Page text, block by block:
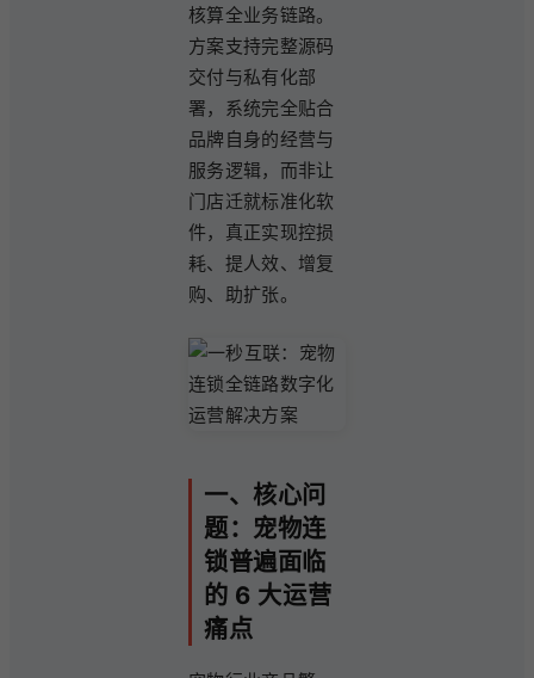
核算全业务链路。
方案支持完整源码
交付与私有化部
署，系统完全贴合
品牌自身的经营与
服务逻辑，而非让
门店迁就标准化软
件，真正实现控损
耗、提人效、增复
购、助扩张。
一、核心问
题：宠物连
锁普遍面临
的 6 大运营
痛点